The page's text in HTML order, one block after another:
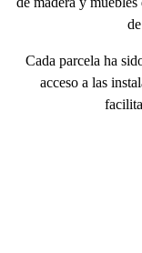
Cada parcela ha
acceso a las